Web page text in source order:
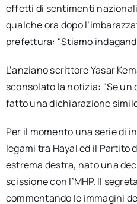
effetti di sentimenti
qualche ora dopo
prefettura: "Stiamo
L’anziano scrittore Yasar
sconsolato la notizia: "Se un
fatto una dichiarazione
Per il momento una serie di
legami tra Hayal ed il Partito
estrema destra, nato una
scissione con l’MHP. Il
commentando le immagini